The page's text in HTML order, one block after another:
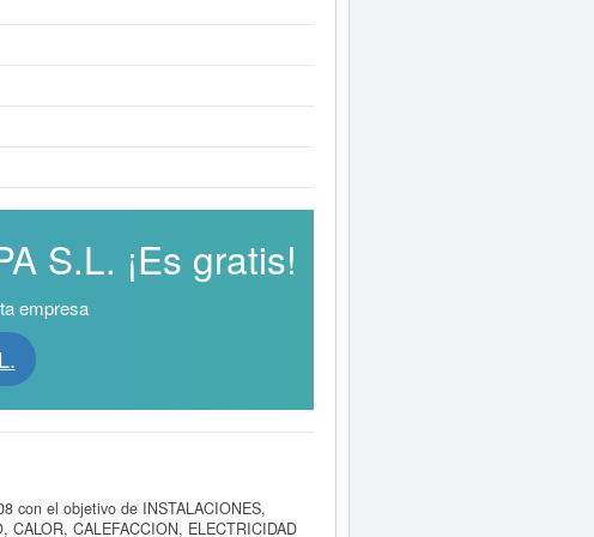
S.L. ¡Es gratis!
empresa
con el objetivo de INSTALACIONES,
CALOR, CALEFACCION, ELECTRICIDAD